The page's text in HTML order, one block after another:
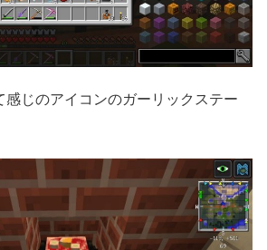
感じのアイコンのガーリックステー